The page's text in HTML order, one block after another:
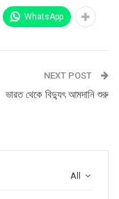
WhatsApp
NEXT POST
ভারত থেকে বিদ্যুৎ আমদানি শুরু
All